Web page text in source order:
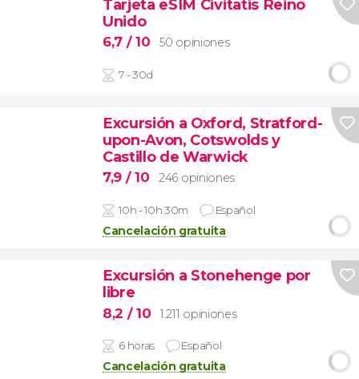
Tarjeta eSIM Civitatis Reino
Unido
6,7 / 10 50 opiniones
7 - 30d
Excursión a Oxford, Stratford-
upon-Avon, Cotswolds y
Castillo de Warwick
7,9 / 10 246 opiniones
10h - 10h 30m Español
Cancelación gratuita
Excursión a Stonehenge por
libre
8,2 / 10 1.211 opiniones
6 horas Español
Cancelación gratuita